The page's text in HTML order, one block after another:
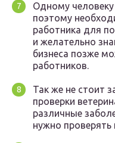
Одному человеку
поэтому
работника для
и желательно
бизнеса позже
работников.
Так же не стоит
проверки
различные
нужно проверять